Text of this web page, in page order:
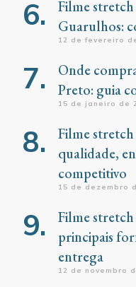
Filme
Guarulhos:
12 de fevereiro
Onde
Preto: guia
15 de janeiro de
Filme
qualidade,
competitivo
15 de dezembro
Filme stretch
principais
entrega
12 de novembro